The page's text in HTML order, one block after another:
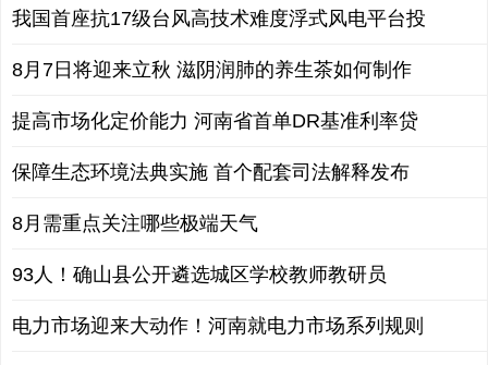
我国首座抗17级台风高技术难度浮式风电平台投
8月7日将迎来立秋 滋阴润肺的养生茶如何制作
提高市场化定价能力 河南省首单DR基准利率贷
保障生态环境法典实施 首个配套司法解释发布
8月需重点关注哪些极端天气
93人！确山县公开遴选城区学校教师教研员
电力市场迎来大动作！河南就电力市场系列规则